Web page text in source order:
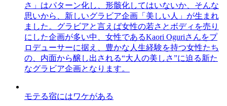
さ」はパターン化し、形骸化してはいないか、そんな
思いから、新しいグラビア企画「美しい人」が生まれ
ました。グラビアと言えば女性の若さとボディを売り
にした企画が多い中、女性であるKaori Oguriさんをプ
ロデューサーに据え、豊かな人生経験を持つ女性たち
の、内面から醸し出される“大人の美しさ”に迫る新た
なグラビア企画となります。
モテる宿にはワケがある